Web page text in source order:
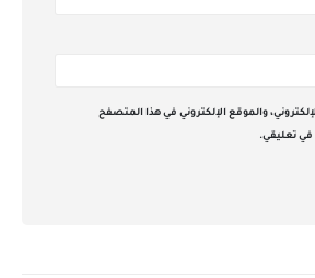
والموقع الإلكتروني في هذا المتصفح
في تعليقي.